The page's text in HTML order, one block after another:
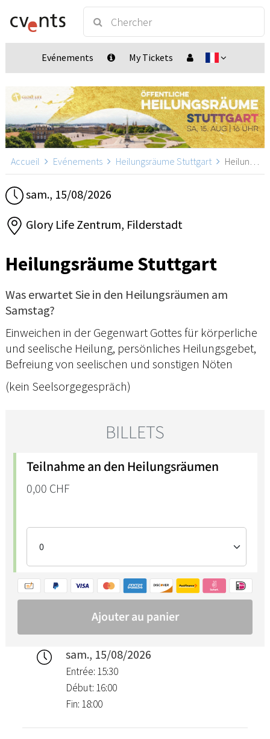
Evénements My Tickets
Accueil Evénements Heilungsräume Stuttgart Heilungsräume Stuttgart, Filderstadt
sam., 15/08/2026
Glory Life Zentrum, Filderstadt
Heilungsräume Stuttgart
Was erwartet Sie in den Heilungsräumen am
Samstag?
Einweichen in der Gegenwart Gottes für körperliche
und seelische Heilung, persönliches Heilungsgebet,
Befreiung von seelischen und sonstigen Nöten
(kein Seelsorgegespräch)
sam., 15/08/2026
Entrée: 15:30
Début: 16:00
Fin: 18:00